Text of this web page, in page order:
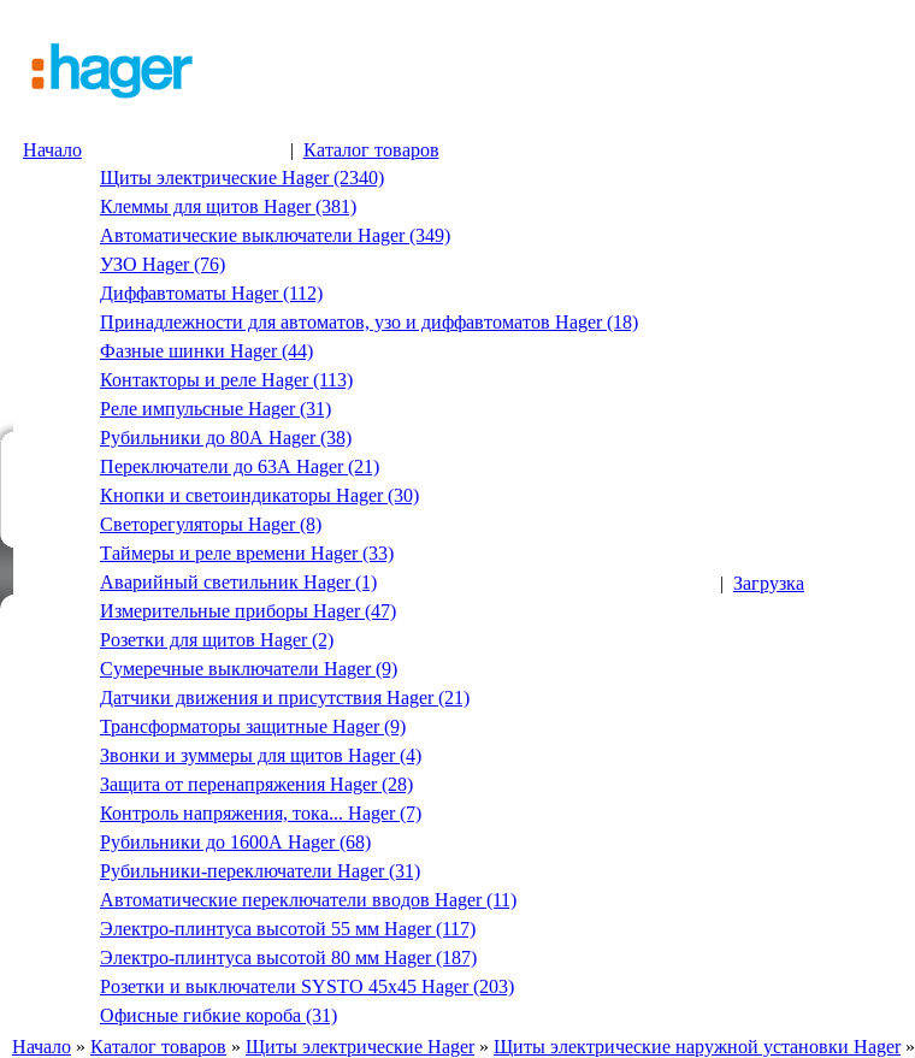
Начало | Каталог товаров
Щиты электрические Hager (2340)
Клеммы для щитов Hager (381)
Автоматические выключатели Hager (349)
УЗО Hager (76)
Диффавтоматы Hager (112)
Принадлежности для автоматов, узо и диффавтоматов Hager (18)
Фазные шинки Hager (44)
Контакторы и реле Hager (113)
Реле импульсные Hager (31)
Рубильники до 80А Hager (38)
Переключатели до 63А Hager (21)
Кнопки и светоиндикаторы Hager (30)
Светорегуляторы Hager (8)
Таймеры и реле времени Hager (33)
Аварийный светильник Hager (1)
Измерительные приборы Hager (47)
Розетки для щитов Hager (2)
Сумеречные выключатели Hager (9)
Датчики движения и присутствия Hager (21)
Трансформаторы защитные Hager (9)
Звонки и зуммеры для щитов Hager (4)
Защита от перенапряжения Hager (28)
Контроль напряжения, тока... Hager (7)
Рубильники до 1600А Hager (68)
Рубильники-переключатели Hager (31)
Автоматические переключатели вводов Hager (11)
Электро-плинтуса высотой 55 мм Hager (117)
Электро-плинтуса высотой 80 мм Hager (187)
Розетки и выключатели SYSTO 45х45 Hager (203)
Офисные гибкие короба (31)
| Загрузка
Начало » Каталог товаров » Щиты электрические Hager» Щиты электрические наружной установки Hager»